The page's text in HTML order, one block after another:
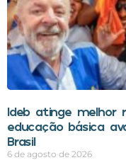
Ideb atinge melhor
educação básica
Brasil
6 de agosto de 2026